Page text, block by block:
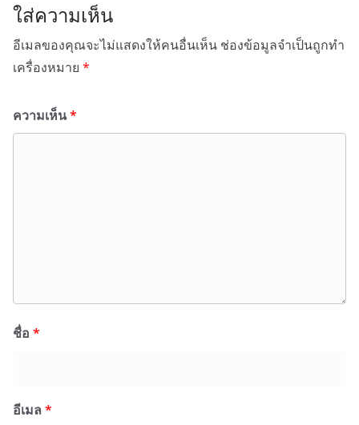
ใส่ความเห็น
อีเมลของคุณจะไม่แสดงให้คนอื่นเห็น ช่องข้อมูลจำเป็นถูกทำ
เครื่องหมาย *
ความเห็น*
ชื่อ *
อีเมล *